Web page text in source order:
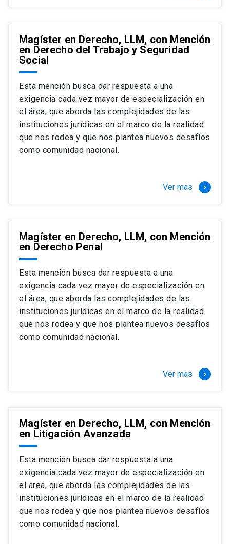
Magíster en Derecho, LLM, con Mención
en Derecho del Trabajo y Seguridad
Social
Esta mención busca dar respuesta a una
exigencia cada vez mayor de especialización en
el área, que aborda las complejidades de las
instituciones jurídicas en el marco de la realidad
que nos rodea y que nos plantea nuevos desafíos
como comunidad nacional.
Ver más keyboard_arrow_right
Magíster en Derecho, LLM, con Mención
en Derecho Penal
Esta mención busca dar respuesta a una
exigencia cada vez mayor de especialización en
el área, que aborda las complejidades de las
instituciones jurídicas en el marco de la realidad
que nos rodea y que nos plantea nuevos desafíos
como comunidad nacional.
Ver más keyboard_arrow_right
Magíster en Derecho, LLM, con Mención
en Litigación Avanzada
Esta mención busca dar respuesta a una
exigencia cada vez mayor de especialización en
el área, que aborda las complejidades de las
instituciones jurídicas en el marco de la realidad
que nos rodea y que nos plantea nuevos desafíos
como comunidad nacional.